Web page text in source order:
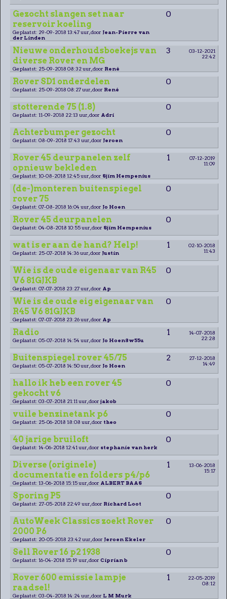
Gezocht slangen set naar
reservoir koeling
0
Geplaatst: 29-09-2018 13:47 uur, door Jean-Pierre van
der Linden
Nieuwe onderhoudsboekejs van
diverse Rover en MG
3
03-12-2021
22:42
Geplaatst: 25-09-2018 08:32 uur, door René
Rover SD1 onderdelen 0
Geplaatst: 25-09-2018 08:27 uur, door René
stotterende 75 (1.8) 0
Geplaatst: 11-09-2018 22:13 uur, door Adri
Achterbumper gezocht 0
Geplaatst: 08-09-2018 17:43 uur, door Jeroen
Rover 45 deurpanelen zelf
opnieuw bekleden
1
07-12-2019
11:09
Geplaatst: 10-08-2018 12:45 uur, door Sjim Hempenius
(de-)monteren buitenspiegel
rover 75
0
Geplaatst: 07-08-2018 16:04 uur, door Jo Hoen
Rover 45 deurpanelen 0
Geplaatst: 04-08-2018 10:55 uur, door Sjim Hempenius
wat is er aan de hand? Help! 1
02-10-2018
11:43
Geplaatst: 25-07-2018 14:36 uur, door Justin
Wie is de oude eigenaar van R45
V6 81GJKB
0
Geplaatst: 07-07-2018 23:27 uur, door Ap
Wie is de oude eig eigenaar van
R45 V6 81GJKB
0
Geplaatst: 07-07-2018 23:26 uur, door Ap
Radio 1
14-07-2018
22:28
Geplaatst: 05-07-2018 14:54 uur, door Jo Hoen8w55u
Buitenspiegel rover 45/75 2
27-12-2018
14:49
Geplaatst: 05-07-2018 14:50 uur, door Jo Hoen
hallo ik heb een rover 45
gekocht v6
0
Geplaatst: 03-07-2018 21:11 uur, door jakob
vuile benzinetank p6 0
Geplaatst: 25-06-2018 18:08 uur, door theo
40 jarige bruiloft 0
Geplaatst: 14-06-2018 12:41 uur, door stephanie van herk
Diverse (originele)
documentatie en folders p4/p6
1
13-06-2018
15:17
Geplaatst: 13-06-2018 15:15 uur, door ALBERT BAAS
Sporing P5 0
Geplaatst: 27-05-2018 22:49 uur, door Richard Loot
AutoWeek Classics zoekt Rover
2000 P6
0
Geplaatst: 20-05-2018 23:42 uur, door Jeroen Ekeler
Sell Rover 16 p2 1938 0
Geplaatst: 16-04-2018 15:19 uur, door Ciprian b
Rover 600 emissie lampje
raadsel!
1
22-05-2019
08:12
Geplaatst: 03-04-2018 14:24 uur, door L M Murk